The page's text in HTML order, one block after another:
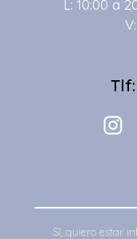
L: 10:00 a
Tlf:
Sí, quiero estar